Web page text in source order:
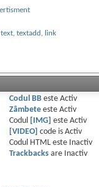
textadd, link
Codul BBeste Activ
Zâmbeteeste Activ
Codul
[IMG] este Activ
[VIDEO]
code is Activ
Codul HTML este
Inactiv
Trackbacksare
Inactiv